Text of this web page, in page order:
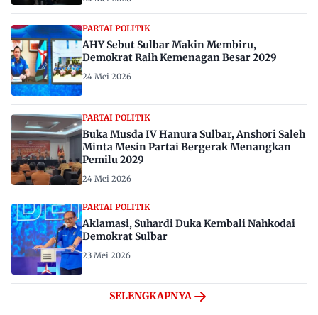
PARTAI POLITIK
AHY Sebut Sulbar Makin Membiru,
Demokrat Raih Kemenagan Besar 2029
24 Mei 2026
PARTAI POLITIK
Buka Musda IV Hanura Sulbar, Anshori Saleh
Minta Mesin Partai Bergerak Menangkan
Pemilu 2029
24 Mei 2026
PARTAI POLITIK
Aklamasi, Suhardi Duka Kembali Nahkodai
Demokrat Sulbar
23 Mei 2026
SELENGKAPNYA